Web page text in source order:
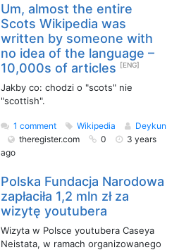
Um, almost the entire
Scots Wikipedia was
written by someone with
no idea of the language –
10,000s of articles [ENG]
Jakby co: chodzi o "scots" nie
"scottish".
1 comment Wikipedia
Deykun
theregister.com
0
3 years
ago
Polska Fundacja Narodowa
zapłaciła 1,2 mln zł za
wizytę youtubera
Wizyta w Polsce youtubera Caseya
Neistata, w ramach organizowanego